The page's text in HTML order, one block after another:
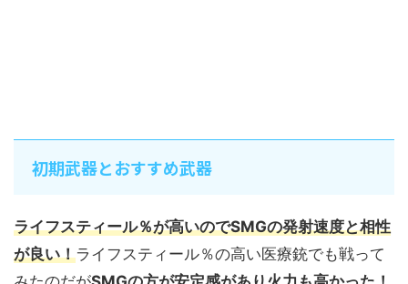
初期武器とおすすめ武器
ライフスティール％が高いのでSMGの発射速度と相性
が良い！ライフスティール％の高い医療銃でも戦って